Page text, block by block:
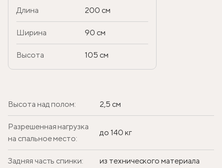
Длина 200 см
Ширина 90 см
Высота 105 см
Высота над полом: 2,5 см
Разрешенная нагрузка
на спальное место:
до 140 кг
Задняя часть спинки: из технического материала